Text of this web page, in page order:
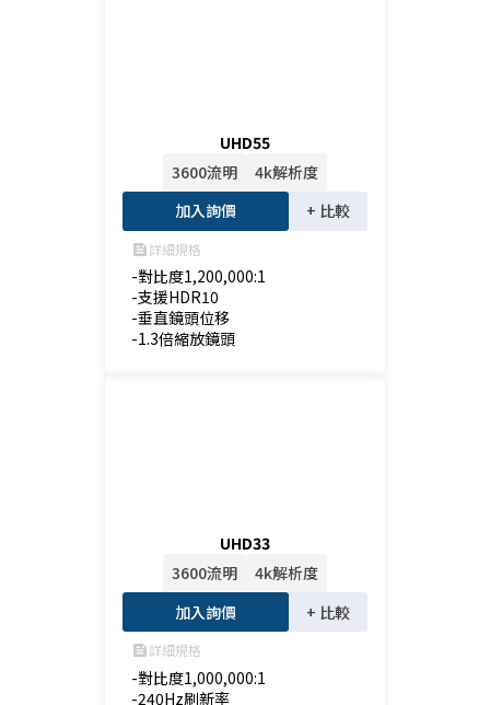
UHD55
3600流明
4k解析度
加入詢價
+ 比較
feed詳細規格
-對比度1,200,000:1
-支援HDR10
-垂直鏡頭位移
-1.3倍縮放鏡頭
UHD33
3600流明
4k解析度
加入詢價
+ 比較
feed詳細規格
-對比度1,000,000:1
-240Hz刷新率